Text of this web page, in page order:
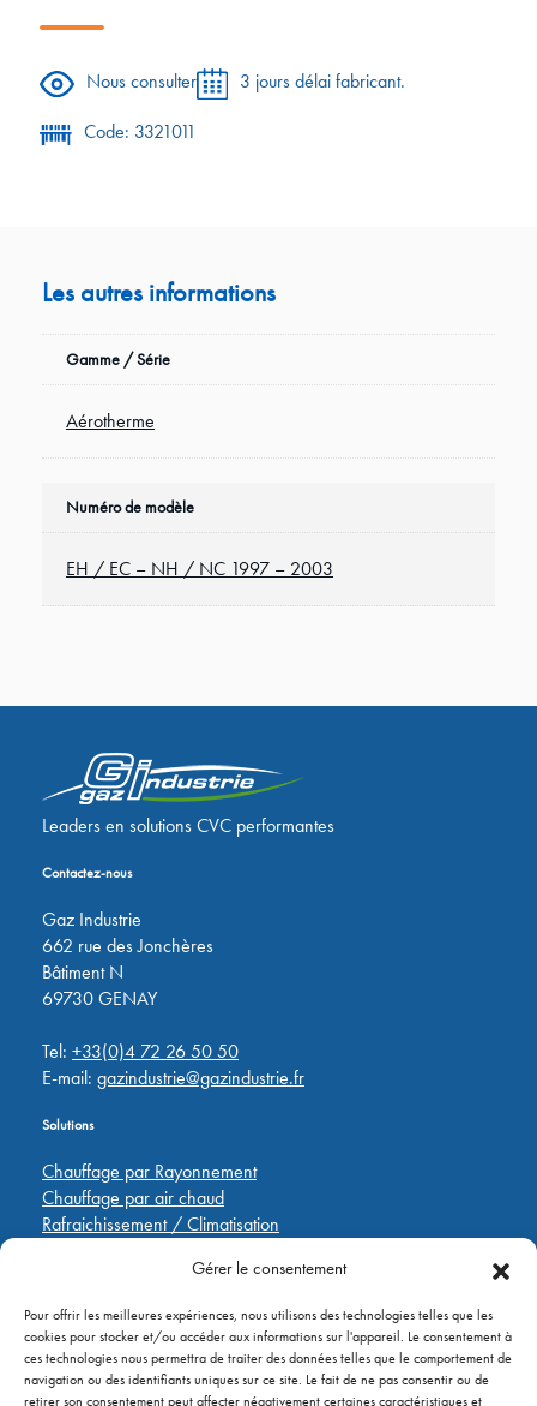
Gérer le consentement
Pour offrir les meilleures expériences, nous utilisons des technologies telles que les
cookies pour stocker et/ou accéder aux informations sur l'appareil. Le consentement à
ces technologies nous permettra de traiter des données telles que le comportement de
navigation ou des identifiants uniques sur ce site. Le fait de ne pas consentir ou de
retirer son consentement peut affecter négativement certaines caractéristiques et
Nous consulter
3 jours délai fabricant.
Code: 3321011
Les autres informations
Gamme / Série
Aérotherme
Numéro de modèle
EH / EC – NH / NC 1997 – 2003
Leaders en solutions CVC performantes
Contactez-nous
Gaz Industrie
662 rue des Jonchères
Bâtiment N
69730 GENAY
Tel: +33(0)4 72 26 50 50
E-mail: gazindustrie@gazindustrie.fr
Solutions
Chauffage par Rayonnement
Chauffage par air chaud
Rafraichissement / Climatisation
Liens rapides
Pièces de rechange
Applications